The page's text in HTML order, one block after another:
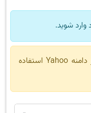
وارد شوید.
لطفا تا اطلاع ثانوی برای ثبت نام از دامنه Yahoo استفاده